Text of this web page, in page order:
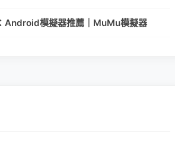
Android模擬器推薦｜MuMu模擬器